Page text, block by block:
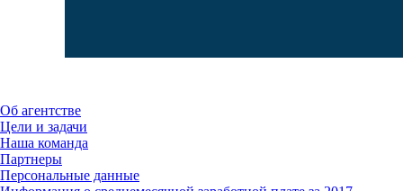
Об агентстве
Цели и задачи
Наша команда
Партнеры
Персональные данные